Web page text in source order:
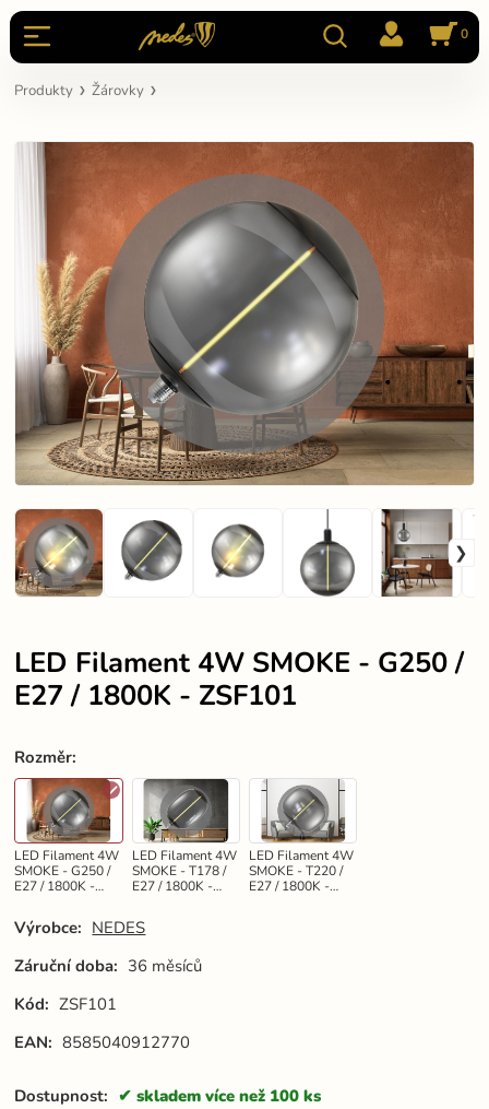
0
Produkty Žárovky
LED Filament 4W SMOKE - G250 /
E27 / 1800K - ZSF101
Rozměr:
LED Filament 4W
SMOKE - G250 /
E27 / 1800K -
LED Filament 4W
SMOKE - T178 /
E27 / 1800K -
LED Filament 4W
SMOKE - T220 /
E27 / 1800K -
Výrobce: NEDES
Záruční doba: 36 měsíců
Kód: ZSF101
EAN: 8585040912770
Dostupnost: skladem více než 100 ks